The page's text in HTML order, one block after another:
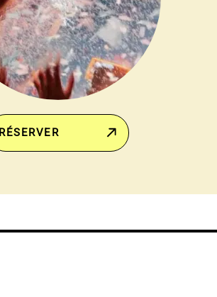
RÉSERVER